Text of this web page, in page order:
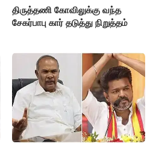
திருத்தணி கோவிலுக்கு வந்த
சேகர்பாபு கார் தடுத்து நிறுத்தம்